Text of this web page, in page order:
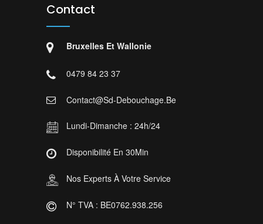
Contact
Bruxelles Et Wallonie
0479 84 23 37
Contact@sd-Debouchage.be
Lundi-Dimanche : 24h/24
Disponibilité En 30Min
Nos Experts À Votre Service
N° TVA : BE0762.938.256